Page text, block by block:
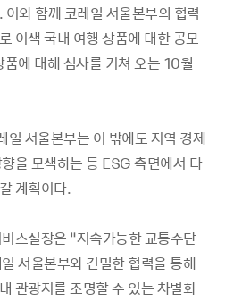
와 함께 코레일 서울본부의 협력
이색 국내 여행 상품에 대한 공모
에 대해 심사를 거쳐 오는 10월
일 서울본부는 이 밖에도 지역 경제
을 모색하는 등 ESG 측면에서 다
계획이다.
스실장은 “지속가능한 교통수단
서울본부와 긴밀한 협력을 통해
관광지를 조명할 수 있는 차별화